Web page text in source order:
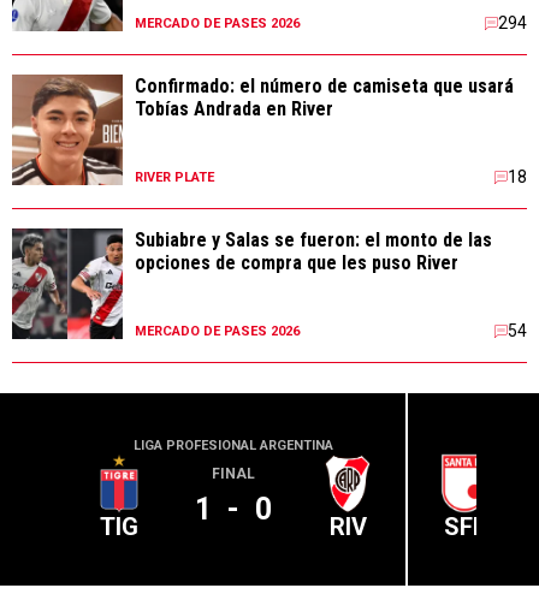
MERCADO DE PASES 2026 294
Confirmado: el número de camiseta que usará
Tobías Andrada en River
RIVER PLATE 18
Subiabre y Salas se fueron: el monto de las
opciones de compra que les puso River
MERCADO DE PASES 2026 54
LIGA PROFESIONAL ARGENTINA
TIG
FINAL
1 - 0 RIV SFE